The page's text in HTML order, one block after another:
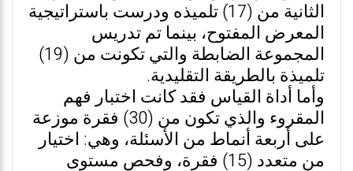
الثانية من (17) تلميذه ودرست باستراتيجية
المعرض المفتوح، بينما تم تدريس
المجموعة الضابطة والتي تكونت من (19)
تلميذة بالطريقة التقليدية.
وأما أداة القياس فقد كانت اختبار فهم
المقروء والذي تكون من (30) فقرة موزعة
على أربعة أنماط من الأسئلة، وهي: اختيار
من متعدد (15) فقرة، وفحص مستوى